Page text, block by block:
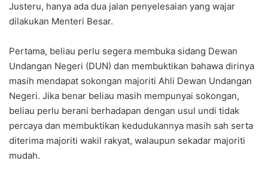
Justeru, hanya ada dua jalan penyelesaian yang wajar
dilakukan Menteri Besar.
Pertama, beliau perlu segera membuka sidang Dewan
Undangan Negeri (DUN) dan membuktikan bahawa dirinya
masih mendapat sokongan majoriti Ahli Dewan Undangan
Negeri. Jika benar beliau masih mempunyai sokongan,
beliau perlu berani berhadapan dengan usul undi tidak
percaya dan membuktikan kedudukannya masih sah serta
diterima majoriti wakil rakyat, walaupun sekadar majoriti
mudah.